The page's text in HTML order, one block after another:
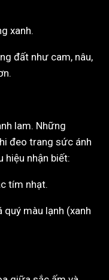
xanh.
đất như cam, nâu,
lam. Những
đeo trang sức ánh
hiệu nhận biết:
tím nhạt.
quý màu lạnh (xanh